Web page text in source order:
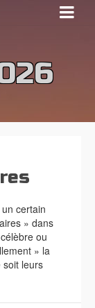
certain
» dans
ou
» la
soit leurs